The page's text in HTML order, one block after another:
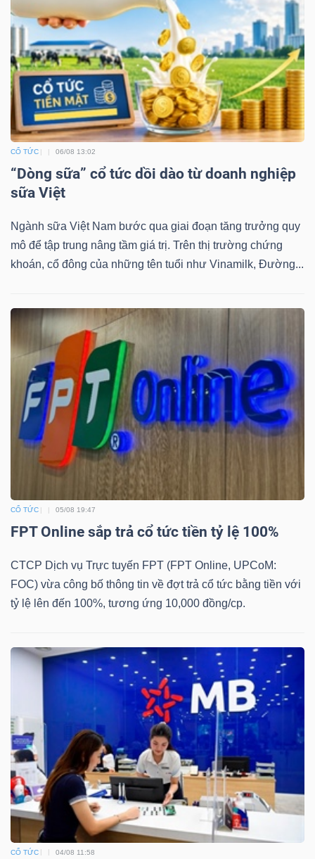
CỔ TỨC 06/08 13:02
“Dòng sữa” cổ tức dồi dào từ doanh nghiệp
sữa Việt
Ngành sữa Việt Nam bước qua giai đoạn tăng trưởng quy
mô để tập trung nâng tầm giá trị. Trên thị trường chứng
khoán, cổ đông của những tên tuổi như Vinamilk, Đường...
CỔ TỨC 05/08 19:47
FPT Online sắp trả cổ tức tiền tỷ lệ 100%
CTCP Dịch vụ Trực tuyến FPT (FPT Online, UPCoM:
FOC) vừa công bố thông tin về đợt trả cổ tức bằng tiền với
tỷ lệ lên đến 100%, tương ứng 10,000 đồng/cp.
CỔ TỨC 04/08 11:58
CÔNG
NGHỆ
THÔNG
TIN
VỤ
TRUYỀN
THÔNG
TIỆN
ÍCH
BẤT
ĐỘNG
SẢN
Mã
chứng
khoán
(-)
Lãnh
Tất cả Người nội bộ Người liên quan Cổ đông lớn
Tin
tức
(-)